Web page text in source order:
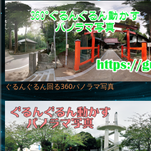
ぐるんぐるん回る360パノラマ写真